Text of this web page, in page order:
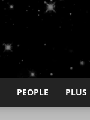
PEOPLE PLUS